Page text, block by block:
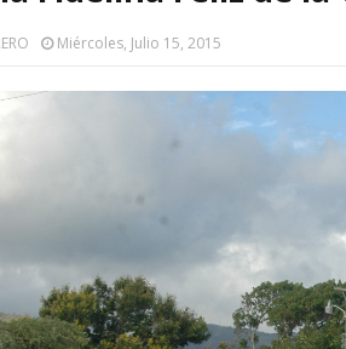
Miércoles, Julio 15, 2015